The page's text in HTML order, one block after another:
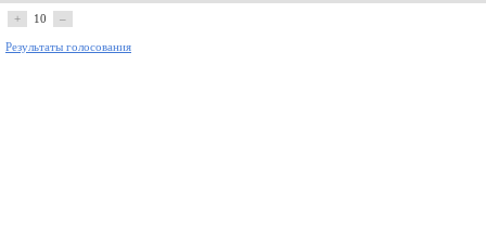
+ 10 –
Результаты голосования